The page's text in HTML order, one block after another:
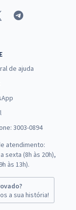
de ajuda
3003-0894
atendimento:
sexta (8h às 20h),
às 13h).
a sua história!